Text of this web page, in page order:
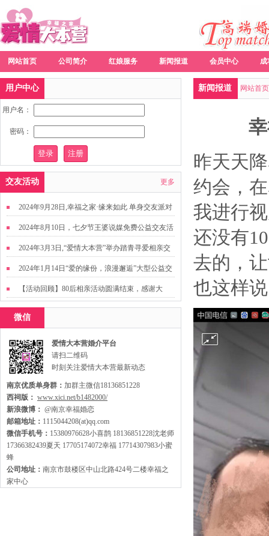
网站首页 公司简介 红娘服务 新闻报道 会员中心 成
新闻报道 网站首页
昨天天
约会，
我进行
还没有
去的，
也这样
用户中心
用户名：
密码：
交友活动 更多
2024年9月28日,幸福之家·缘来如此 单身交友派对
2024年8月10日，七夕节王婆说媒免费公益交友活
动
2024年3月3日,“爱情大本营”举办踏青寻爱相亲交
友活动
2024年1月14日“爱的缘份，浪漫邂逅”大型公益交
友活动
【活动回顾】80后相亲活动圆满结束，感谢大
家，走出来才有机会扩大缘分哦~
微信
爱情大本营婚介平台
请扫二维码
时刻关注爱情大本营最新动态
南京优质单身群： 加群主微信18136851228
西祠版： www.xici.net/b1482000/
新浪微博： @南京幸福婚恋
邮箱地址： 1115044208(at)qq.com
微信手机号： 15380976628小喜鹊 18136851228沈老师
17366382439夏天 17705174072幸福 17714307983小蜜
蜂
公司地址： 南京市鼓楼区中山北路424号二楼幸福之
家中心